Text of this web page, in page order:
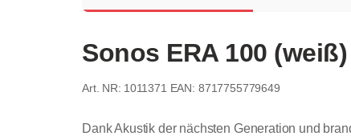
Sonos ERA 100 (weiß)
1011371 EAN: 8717755779649
Dank Akustik der nächsten Generation und